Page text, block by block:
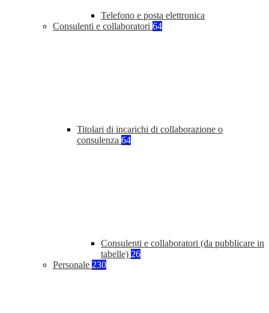
Telefono e posta elettronica
Consulenti e collaboratori 64
Titolari di incarichi di collaborazione o
consulenza 64
Consulenti e collaboratori (da pubblicare in
tabelle) 26
Personale 230